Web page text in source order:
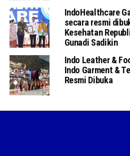
IndoHealthcare
secara resmi
Kesehatan
Gunadi Sadikin
Indo Leather &
Indo Garment &
Resmi Dibuka